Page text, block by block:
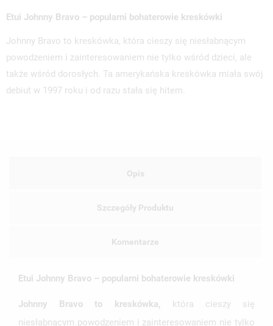
Etui Johnny Bravo – popularni bohaterowie kreskówki
Johnny Bravo to kreskówka, która cieszy się niesłabnącym
powodzeniem i zainteresowaniem nie tylko wśród dzieci, ale
także wśród dorosłych. Ta amerykańska kreskówka miała swój
debiut w 1997 roku i od razu stała się hitem.
Opis
Szczegóły Produktu
Komentarze
Etui Johnny Bravo – popularni bohaterowie kreskówki
Johnny Bravo to kreskówka, która cieszy się
niesłabnącym powodzeniem i zainteresowaniem nie tylko